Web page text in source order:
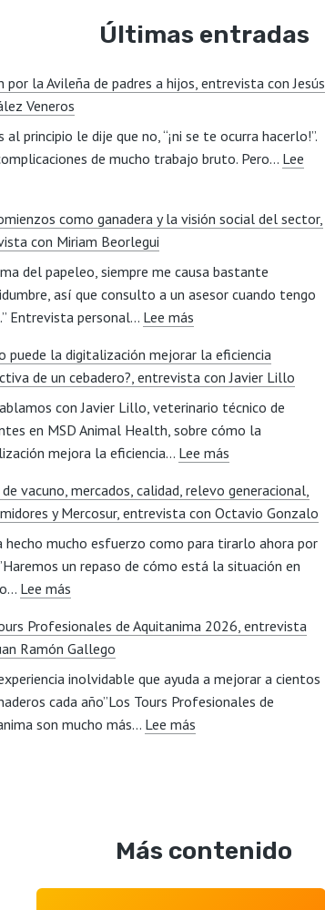
Últimas entradas
por la Avileña de padres a hijos, entrevista con Jesús
Veneros
al principio le dije que no, “¡ni se te ocurra hacerlo!”.
de mucho trabajo bruto. Pero… Lee
como ganadera y la visión social del sector,
con Miriam Beorlegui
del papeleo, siempre me causa bastante
así que consulto a un asesor cuando tengo
Entrevista personal… Lee más
comienzos
como
ganadera
y
la
social
del
sector,
entrevista
Beorlegui
puede la digitalización mejorar la eficiencia
de un cebadero?, entrevista con Javier Lillo
con Javier Lillo, veterinario técnico de
en MSD Animal Health, sobre cómo la
mejora la eficiencia… Lee más
puede
la
digitalización
mejorar
productiva
un
cebadero?,
de vacuno, mercados, calidad, relevo generacional,
y Mercosur, entrevista con Octavio Gonzalo
hecho mucho esfuerzo como para tirarlo ahora por
un repaso de cómo está la situación en
Lee más
de
vacuno,
mercados,
calidad,
relevo
entrevista
Octavio
Profesionales de Aquitanima 2026, entrevista
Ramón Gallego
inolvidable que ayuda a mejorar a cientos
cada año”Los Tours Profesionales de
son mucho más… Lee más
Aquitanima
2026,
Más contenido